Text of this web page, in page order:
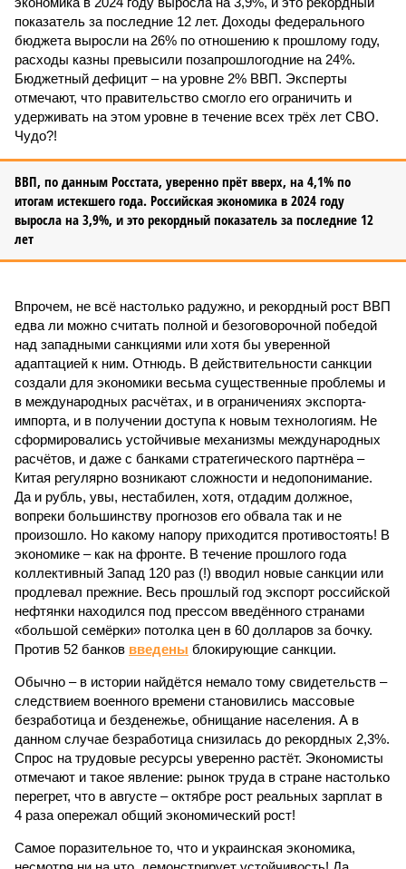
показатель за последние 12 лет. Доходы федерального
бюджета выросли на 26% по отношению к прошлому году,
расходы казны превысили позапрошлогодние на 24%.
Бюджетный дефицит – на уровне 2% ВВП. Эксперты
отмечают, что правительство смогло его ограничить и
удерживать на этом уровне в течение всех трёх лет СВО.
Чудо?!
ВВП, по данным Росстата, уверенно прёт вверх, на 4,1% по
итогам истекшего года. Российская экономика в 2024 году
выросла на 3,9%, и это рекордный показатель за последние 12
лет
Впрочем, не всё настолько радужно, и рекордный рост ВВП
едва ли можно считать полной и безоговорочной победой
над западными санкциями или хотя бы уверенной
адаптацией к ним. Отнюдь. В действительности санкции
создали для экономики весьма существенные проблемы и
в международных расчётах, и в ограничениях экспорта-
импорта, и в получении доступа к новым технологиям. Не
сформировались устойчивые механизмы международных
расчётов, и даже с банками стратегического партнёра –
Китая регулярно возникают сложности и недопонимание.
Да и рубль, увы, нестабилен, хотя, отдадим должное,
вопреки большинству прогнозов его обвала так и не
произошло. Но какому напору приходится противостоять! В
экономике – как на фронте. В течение прошлого года
коллективный Запад 120 раз (!) вводил новые санкции или
продлевал прежние. Весь прошлый год экспорт российской
нефтянки находился под прессом введённого странами
«большой семёрки» потолка цен в 60 долларов за бочку.
Против 52 банков введены блокирующие санкции.
Обычно – в истории найдётся немало тому свидетельств –
следствием военного времени становились массовые
безработица и безденежье, обнищание населения. А в
данном случае безработица снизилась до рекордных 2,3%.
Спрос на трудовые ресурсы уверенно растёт. Экономисты
отмечают и такое явление: рынок труда в стране настолько
перегрет, что в августе – октябре рост реальных зарплат в
4 раза опережал общий экономический рост!
Самое поразительное то, что и украинская экономика,